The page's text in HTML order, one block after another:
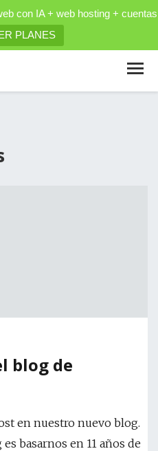
con IA + web hosting + cuentas
PLANES
blog de
en nuestro nuevo blog.
basarnos en 11 años de